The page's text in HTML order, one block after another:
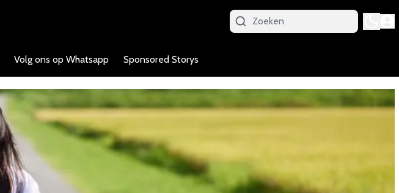
Volg ons op Whatsapp Sponsored Storys